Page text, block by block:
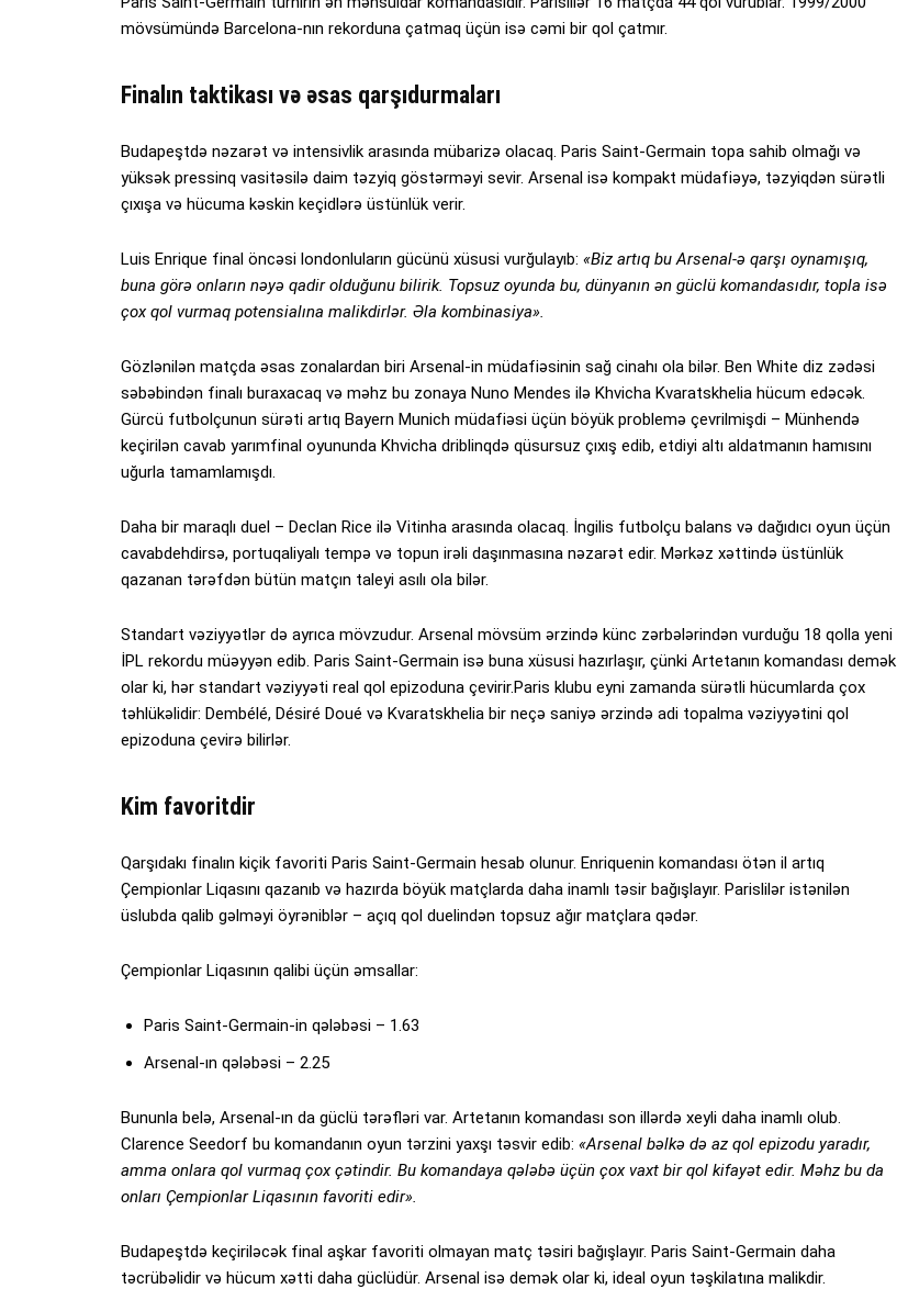
mövsümündə Barcelona-nın rekorduna çatmaq üçün isə cəmi bir qol çatmır.
Finalın taktikası və əsas qarşıdurmaları
Budapeştdə nəzarət və intensivlik arasında mübarizə olacaq. Paris Saint-Germain topa sahib olmağı və
yüksək pressinq vasitəsilə daim təzyiq göstərməyi sevir. Arsenal isə kompakt müdafiəyə, təzyiqdən sürətli
çıxışa və hücuma kəskin keçidlərə üstünlük verir.
Luis Enrique final öncəsi londonluların gücünü xüsusi vurğulayıb: «Biz artıq bu Arsenal-ə qarşı oynamışıq,
buna görə onların nəyə qadir olduğunu bilirik. Topsuz oyunda bu, dünyanın ən güclü komandasıdır, topla isə
çox qol vurmaq potensialına malikdirlər. Əla kombinasiya».
Gözlənilən matçda əsas zonalardan biri Arsenal-in müdafiəsinin sağ cinahı ola bilər. Ben White diz zədəsi
səbəbindən finalı buraxacaq və məhz bu zonaya Nuno Mendes ilə Khvicha Kvaratskhelia hücum edəcək.
Gürcü futbolçunun sürəti artıq Bayern Munich müdafiəsi üçün böyük problemə çevrilmişdi – Münhendə
keçirilən cavab yarımfinal oyununda Khvicha driblinqdə qüsursuz çıxış edib, etdiyi altı aldatmanın hamısını
uğurla tamamlamışdı.
Daha bir maraqlı duel – Declan Rice ilə Vitinha arasında olacaq. İngilis futbolçu balans və dağıdıcı oyun üçün
cavabdehdirsə, portuqaliyalı tempə və topun irəli daşınmasına nəzarət edir. Mərkəz xəttində üstünlük
qazanan tərəfdən bütün matçın taleyi asılı ola bilər.
Standart vəziyyətlər də ayrıca mövzudur. Arsenal mövsüm ərzində künc zərbələrindən vurduğu 18 qolla yeni
İPL rekordu müəyyən edib. Paris Saint-Germain isə buna xüsusi hazırlaşır, çünki Artetanın komandası demək
olar ki, hər standart vəziyyəti real qol epizoduna çevirir.Paris klubu eyni zamanda sürətli hücumlarda çox
təhlükəlidir: Dembélé, Désiré Doué və Kvaratskhelia bir neçə saniyə ərzində adi topalma vəziyyətini qol
epizoduna çevirə bilirlər.
Kim favoritdir
Qarşıdakı finalın kiçik favoriti Paris Saint-Germain hesab olunur. Enriquenin komandası ötən il artıq
Çempionlar Liqasını qazanıb və hazırda böyük matçlarda daha inamlı təsir bağışlayır. Parislilər istənilən
üslubda qalib gəlməyi öyrəniblər – açıq qol duelindən topsuz ağır matçlara qədər.
Çempionlar Liqasının qalibi üçün əmsallar:
Paris Saint-Germain-in qələbəsi – 1.63
Arsenal-ın qələbəsi – 2.25
Bununla belə, Arsenal-ın da güclü tərəfləri var. Artetanın komandası son illərdə xeyli daha inamlı olub.
Clarence Seedorf bu komandanın oyun tərzini yaxşı təsvir edib: «Arsenal bəlkə də az qol epizodu yaradır,
amma onlara qol vurmaq çox çətindir. Bu komandaya qələbə üçün çox vaxt bir qol kifayət edir. Məhz bu da
onları Çempionlar Liqasının favoriti edir».
Budapeştdə keçiriləcək final aşkar favoriti olmayan matç təsiri bağışlayır. Paris Saint-Germain daha
təcrübəlidir və hücum xətti daha güclüdür. Arsenal isə demək olar ki, ideal oyun təşkilatına malikdir.